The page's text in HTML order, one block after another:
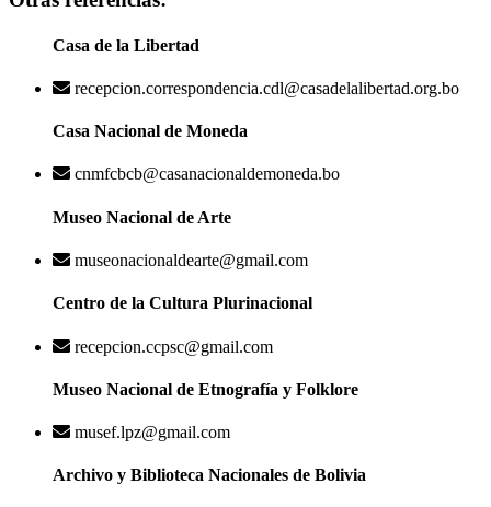
Casa de la Libertad
recepcion.correspondencia.cdl@casadelalibertad.org.bo
Casa Nacional de Moneda
cnmfcbcb@casanacionaldemoneda.bo
Museo Nacional de Arte
museonacionaldearte@gmail.com
Centro de la Cultura Plurinacional
recepcion.ccpsc@gmail.com
Museo Nacional de Etnografía y Folklore
musef.lpz@gmail.com
Archivo y Biblioteca Nacionales de Bolivia